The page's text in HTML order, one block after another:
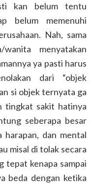
kan belum tentu
belum memenuhi
Nah, sama
menyatakan
ya pasti harus
dari “objek
si objek ternyata ga
tingkat sakit hatinya
seberapa besar
harapan, dan mental
misal di tolak secara
tepat kenapa sampai
beda dengan ketika